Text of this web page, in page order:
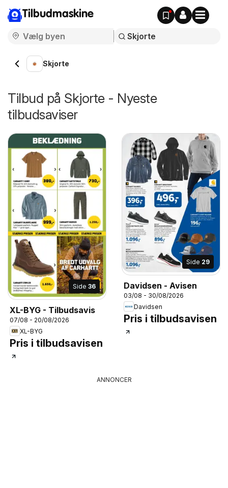
Tilbudmaskine
Skjorte
Tilbud på Skjorte - Nyeste
tilbudsaviser
Side 36
XL-BYG - Tilbudsavis
07/08 - 20/08/2026
XL-BYG
Pris i tilbudsavisen
Side 29
Davidsen - Avisen
03/08 - 30/08/2026
Davidsen
Pris i tilbudsavisen
ANNONCER